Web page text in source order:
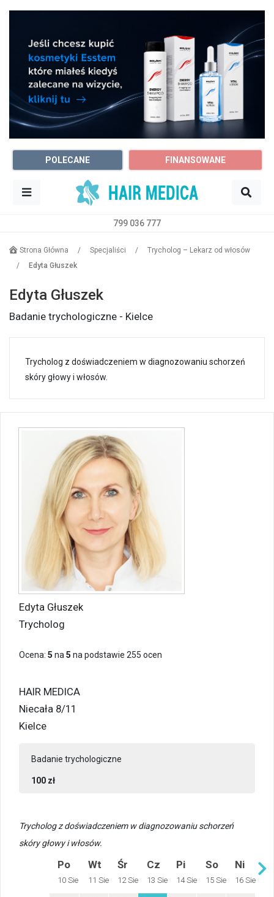
POLECANE FINANSOWANE
799 036 777
Strona Główna / Specjaliści /
Trycholog – Lekarz od włosów
/
Edyta Głuszek
Edyta Głuszek
Badanie trychologiczne - Kielce
Trycholog z doświadczeniem w diagnozowaniu schorzeń
skóry głowy i włosów.
Edyta Głuszek
Trycholog
Ocena: 5 na 5 na podstawie 255 ocen
HAIR MEDICA
Niecała 8/11
Kielce
Badanie trychologiczne
100 zł
Trycholog z doświadczeniem w diagnozowaniu schorzeń
skóry głowy i włosów.
Po
10 Sie
Wt
11 Sie
Śr
12 Sie
Cz
13 Sie
Pi
14 Sie
So
15 Sie
Ni
16 Sie